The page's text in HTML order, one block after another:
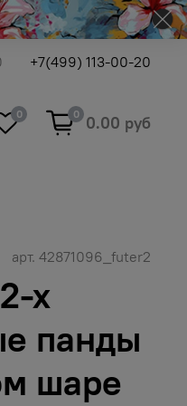
+7(499) 113-00-20
0 0 0.00 руб
арт. 42871096_futer2
х
панды
шаре